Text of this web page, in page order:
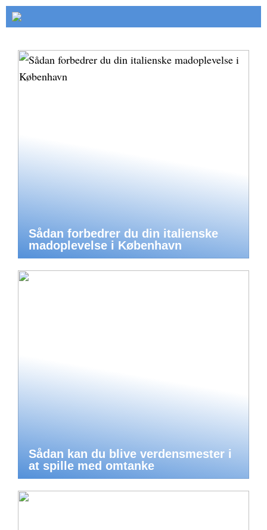
Sådan forbedrer du din italienske
madoplevelse i København
Sådan kan du blive verdensmester i
at spille med omtanke